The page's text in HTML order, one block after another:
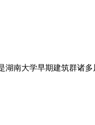
南大学早期建筑群诸多